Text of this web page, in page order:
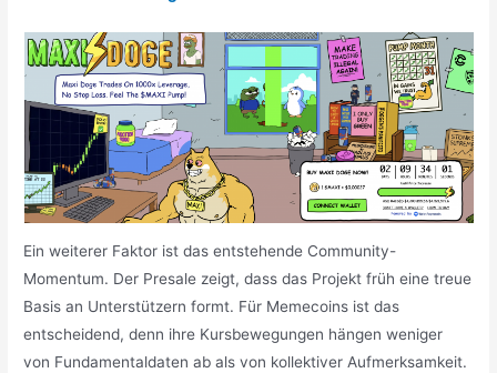
Ein weiterer Faktor ist das entstehende Community-
Momentum. Der Presale zeigt, dass das Projekt früh eine treue
Basis an Unterstützern formt. Für Memecoins ist das
entscheidend, denn ihre Kursbewegungen hängen weniger
von Fundamentaldaten ab als von kollektiver Aufmerksamkeit.